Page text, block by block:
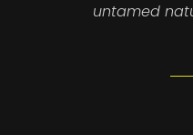
untamed